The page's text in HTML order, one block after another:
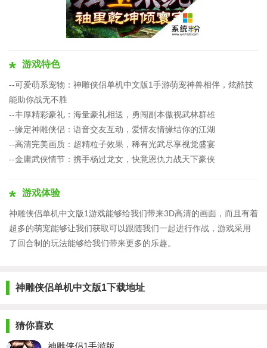
游戏特色
--可爱萌系宠物：神雕侠侣单机中文版1手游萌宠神兽相伴，炫酷技
能助你战无不胜
--丰厚精彩豪礼：海量豪礼相送，勇闯副本傲视武林群雄
--缘定神雕侠侣：语音交友互动，爱情友情缘结你的江湖
--高清完美画质：超精粒子效果，稀有光武尽享视觉盛宴
--金庸武侠情节：携手杨过龙女，快意恩仇力战天下豪侠
游戏体验
神雕侠侣单机中文版1游戏能够给我们带来3D高清的画面，而且有着
超多的萌宠能够让我们获取可以跟随我们一起进行作战，游戏采用
了回合制的玩法能够给我们带来更多的乐趣。
神雕侠侣单机中文版1下载地址
猜你喜欢
神雕侠侣1手游版